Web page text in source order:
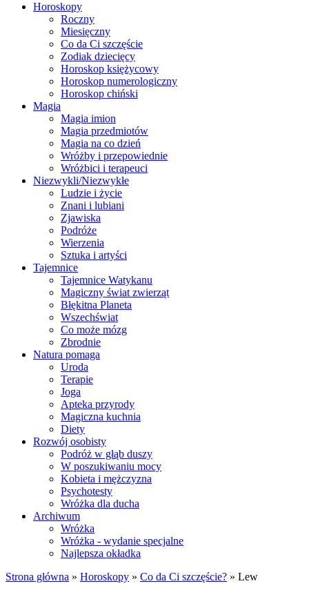
Horoskopy
Roczny
Miesięczny
Co da Ci szczęście
Zodiak dziecięcy
Horoskop księżycowy
Horoskop numerologiczny
Horoskop chiński
Magia
Magia imion
Magia przedmiotów
Magia na co dzień
Wróżby i przepowiednie
Wróżbici i terapeuci
Niezwykli/Niezwykłe
Ludzie i życie
Znani i lubiani
Zjawiska
Podróże
Wierzenia
Sztuka i artyści
Tajemnice
Tajemnice Watykanu
Magiczny świat zwierząt
Błękitna Planeta
Wszechświat
Co może mózg
Zbrodnie
Natura pomaga
Uroda
Terapie
Joga
Apteka przyrody
Magiczna kuchnia
Diety
Rozwój osobisty
Podróż w głąb duszy
W poszukiwaniu mocy
Kobieta i mężczyzna
Psychotesty
Wróżka dla ducha
Archiwum
Wróżka
Wróżka - wydanie specjalne
Najlepsza okładka
Strona główna » Horoskopy » Co da Ci szczęście? » Lew